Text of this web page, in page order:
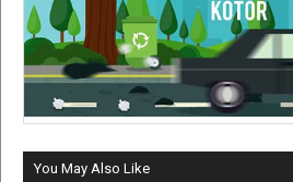
You May Also Like